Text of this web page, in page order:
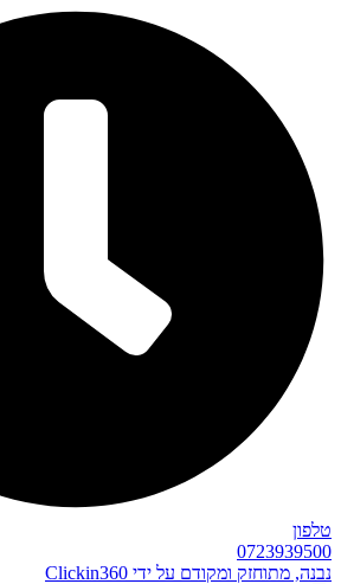
טלפון
0723939500
נבנה, מתוחזק ומקודם על ידי Clickin360